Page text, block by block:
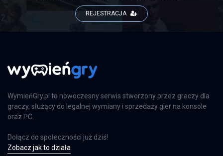
REJESTRACJA
WymieńGry.pl to nowoczesny serwis stworzony przez graczy dla
graczy, służący do legalnej wymiany i sprzedaży gier na konsole
oraz PC.
Dołącz do społeczności już dziś!
Zobacz jak to działa